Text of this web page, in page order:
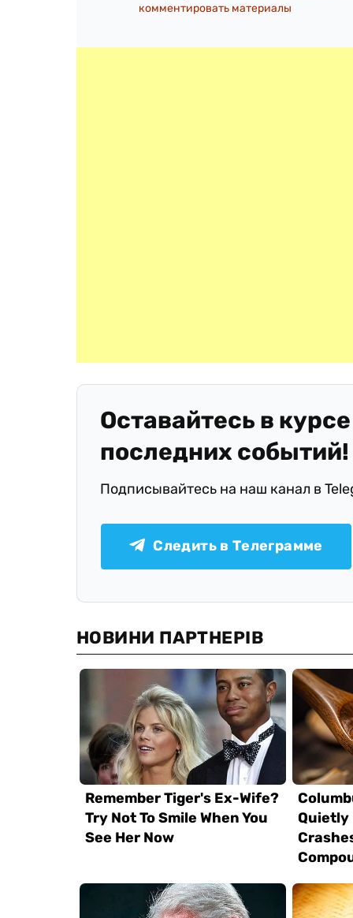
комментировать материалы
Оставайтесь в курсе
последних событий!
Подписывайтесь на наш канал в
Следить в Телеграмме